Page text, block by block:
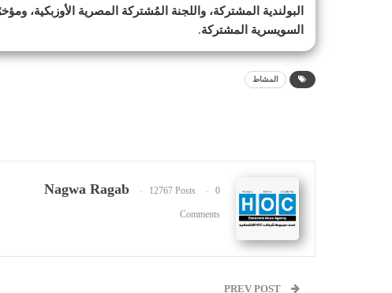
السويسرية المشتركة.
المشاط
Nagwa Ragab 12767 Posts 0
Comments